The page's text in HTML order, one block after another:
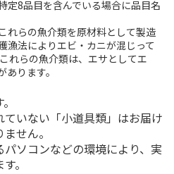
定8品目を含んでいる場合に品目名
れらの魚介類を原材料として製造
漁法によりエビ・カニが混じって
れらの魚介類は、エサとしてエ
ります。
いない「小道具類」はお届け
せん。
ソコンなどの環境により、実
。